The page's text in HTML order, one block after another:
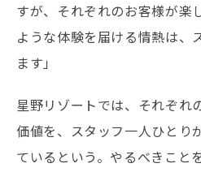
すが、それぞれのお客様が楽
ような体験を届ける情熱は、
ます」
星野リゾートでは、それぞれ
価値を、スタッフ一人ひとり
ているという。やるべきこと